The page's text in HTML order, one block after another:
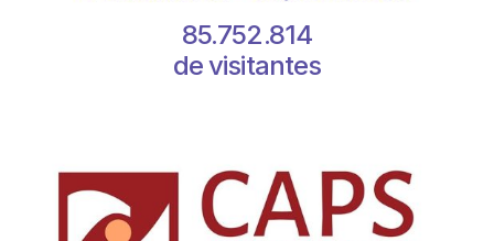
85.752.814
de visitantes